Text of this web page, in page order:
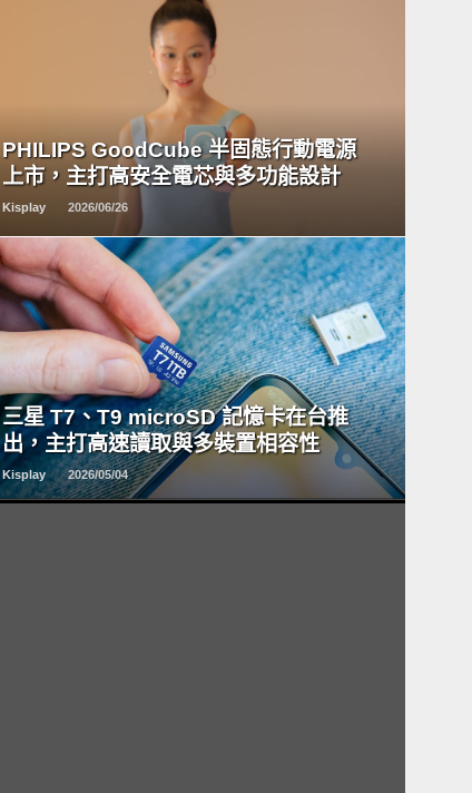
PHILIPS GoodCube 半固態行動電源
上市，主打高安全電芯與多功能設計
Kisplay 2026/06/26
READ
MORE
三星 T7、T9 microSD 記憶卡在台推
出，主打高速讀取與多裝置相容性
Kisplay 2026/05/04
READ
MORE